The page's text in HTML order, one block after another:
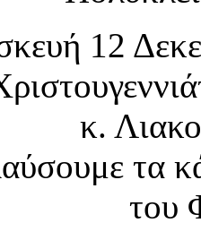
12
κ.
τα
του